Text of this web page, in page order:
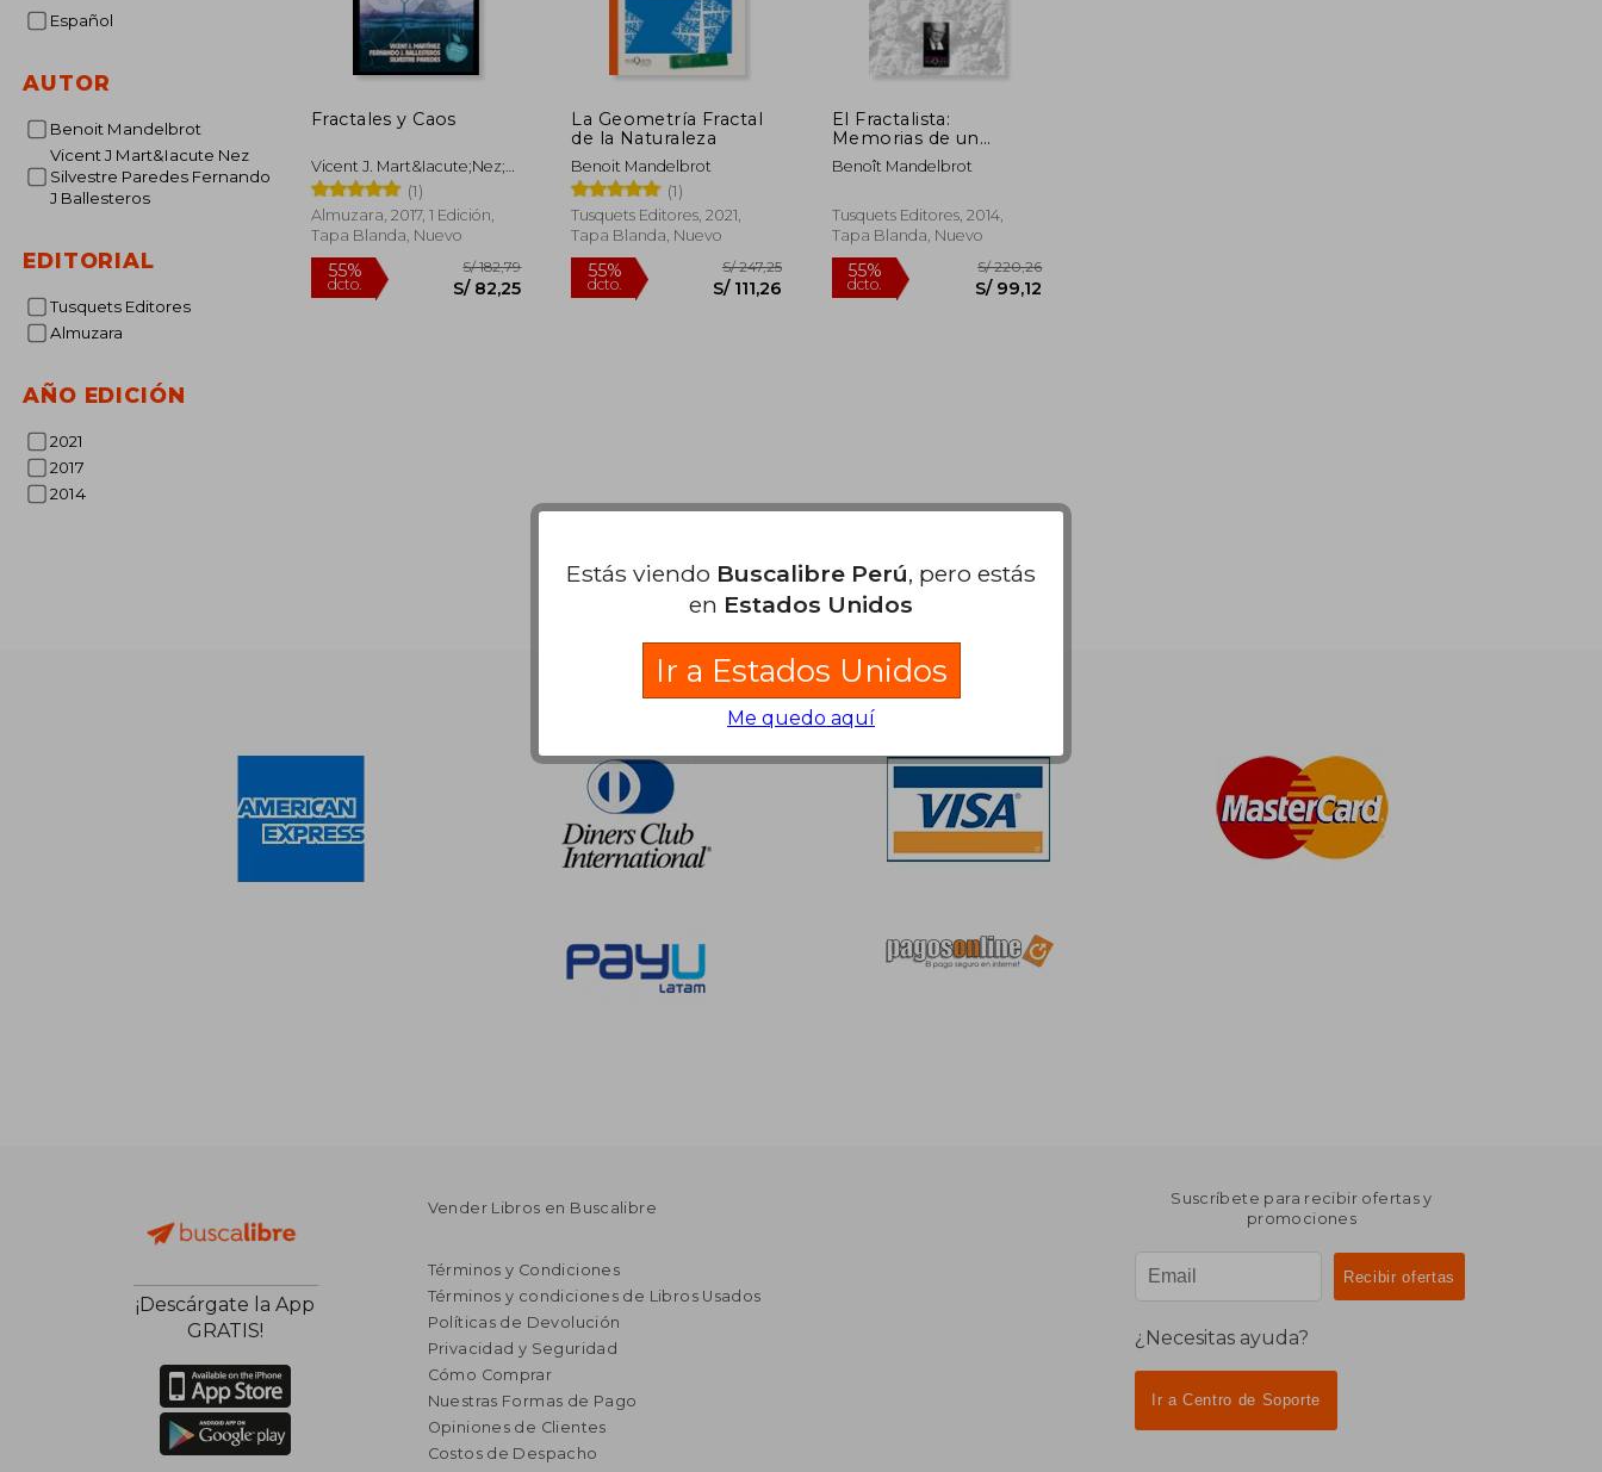
Español
AUTOR
Benoit Mandelbrot
Vicent J Mart&Iacute Nez
Silvestre Paredes Fernando
J Ballesteros
EDITORIAL
Tusquets Editores
Almuzara
AÑO EDICIÓN
2021
2017
2014
Fractales y Caos
Vicent J. Mart&Iacute;Nez;
Silvestre Paredes; Fernando
J. Ballesteros
(1)
Almuzara, 2017, 1 Edición,
Tapa Blanda, Nuevo
La Geometría Fractal
de la Naturaleza
Benoit Mandelbrot
(1)
Tusquets Editores, 2021,
Tapa Blanda, Nuevo
El Fractalista:
Memorias de un
Científico
Inconformista
Benoît Mandelbrot
Tusquets Editores, 2014,
Tapa Blanda, Nuevo
Nuestras Formas de Pago
¡Descárgate la App
GRATIS!
Vender Libros en Buscalibre
Términos y Condiciones
Términos y condiciones de Libros Usados
Políticas de Devolución
Privacidad y Seguridad
Cómo Comprar
Nuestras Formas de Pago
Opiniones de Clientes
Costos de Despacho
Suscríbete para recibir ofertas y
promociones
¿Necesitas ayuda?
Ir a Centro de Soporte
Estás viendo Buscalibre Perú, pero estás
en Estados Unidos
Ir a Estados Unidos
Me quedo aquí